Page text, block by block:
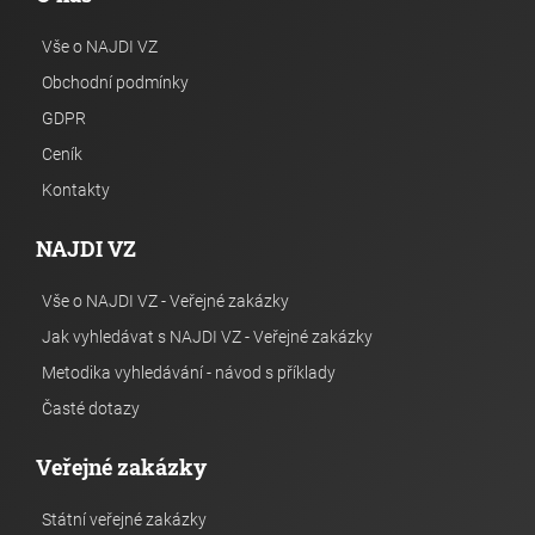
Vše o NAJDI VZ
Obchodní podmínky
GDPR
Ceník
Kontakty
NAJDI VZ
Vše o NAJDI VZ - Veřejné zakázky
Jak vyhledávat s NAJDI VZ - Veřejné zakázky
Metodika vyhledávání - návod s příklady
Časté dotazy
Veřejné zakázky
Státní veřejné zakázky